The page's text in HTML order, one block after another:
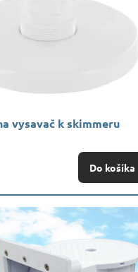
vysavač k skimmeru
Do košíka